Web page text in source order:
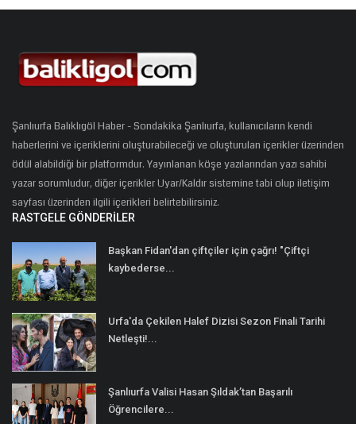
Şanlıurfa Balıklıgöl Haber - Sondakika Şanlıurfa, kullanıcıların kendi
haberlerini ve içeriklerini oluşturabileceği ve oluşturulan içerikler üzerinden
ödül alabildiği bir platformdur. Yayınlanan köşe yazılarından yazı sahibi
yazar sorumludur, diğer içerikler Uyar/Kaldır sistemine tabi olup iletişim
sayfası üzerinden ilgili içerikleri belirtebilirsiniz.
RASTGELE GÖNDERILER
Başkan Fidan'dan çiftçiler için çağrı! "Çiftçi
kaybederse...
Urfa'da Çekilen Halef Dizisi Sezon Finali Tarihi
Netleşti!...
Şanlıurfa Valisi Hasan Şıldak’tan Başarılı
Öğrencilere...